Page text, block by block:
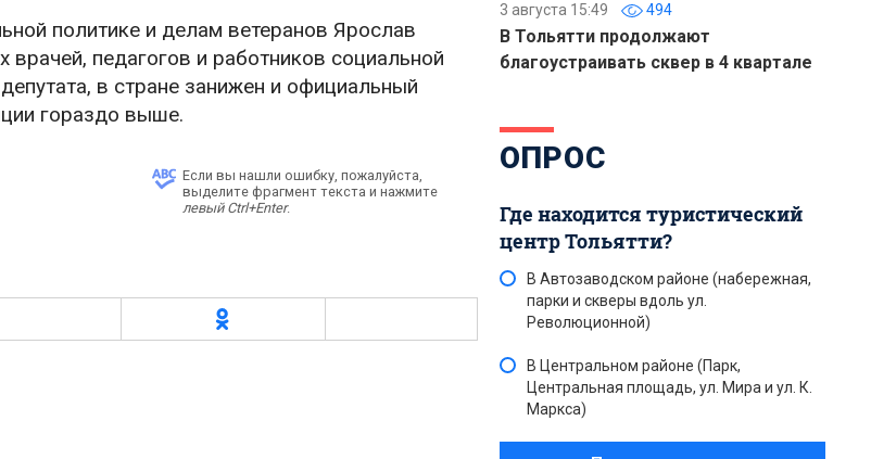
политике и делам ветеранов Ярослав
врачей, педагогов и работников социальной
в стране занижен и официальный
гораздо выше.
Если вы нашли ошибку, пожалуйста,
выделите фрагмент текста и нажмите
левый Ctrl+Enter.
3 августа 15:49 494
В Тольятти продолжают
благоустраивать сквер в 4 квартале
ОПРОС
Где находится туристический
центр Тольятти?
В Автозаводском районе (набережная,
парки и скверы вдоль ул.
Революционной)
В Центральном районе (Парк,
Центральная площадь, ул. Мира и ул. К.
Маркса)